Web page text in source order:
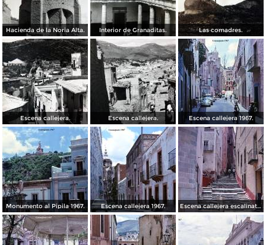
Hacienda de la Noria Alta. Interior de Granaditas. Las comadres.
Escena callejera. Escena callejera. Escena callejera 1967.
Monumento al Pipila 1967. Escena callejera 1967. Escena callejera escalinata 1967.